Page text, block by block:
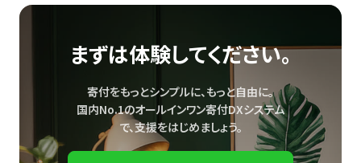
まずは体験してください。
寄付をもっとシンプルに、もっと自由に。
国内No.1のオールインワン寄付DXシステム
で、支援をはじめましょう。